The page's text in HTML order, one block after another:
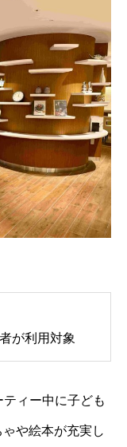
が利用対象
ィー中に子ども
や絵本が充実し